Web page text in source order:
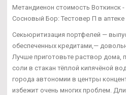
Метандиенон стоимость Воткинск -
Сосновый Бор: Тестовер П в аптеке
Секьюритизация портфелей —
обеспеченных кредитами,—
Лучше приготовьте раствор дома,
соли в стакан тёплой кипячёной
города автономии в центры
избежит очень многих проблем.